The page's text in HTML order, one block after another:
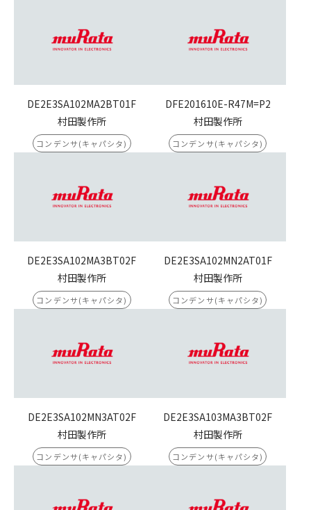
DE2E3SA102MA2BT01F
村田製作所
コンデンサ(キャパシタ)
DFE201610E-R47M=P2
村田製作所
コンデンサ(キャパシタ)
DE2E3SA102MA3BT02F
村田製作所
コンデンサ(キャパシタ)
DE2E3SA102MN2AT01F
村田製作所
コンデンサ(キャパシタ)
DE2E3SA102MN3AT02F
村田製作所
コンデンサ(キャパシタ)
DE2E3SA103MA3BT02F
村田製作所
コンデンサ(キャパシタ)